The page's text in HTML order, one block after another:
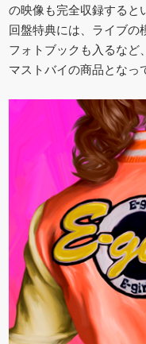
の映像も完全収録すると
回盤特典には、ライブの
フォトブックも入るなど
マストバイの商品となっ